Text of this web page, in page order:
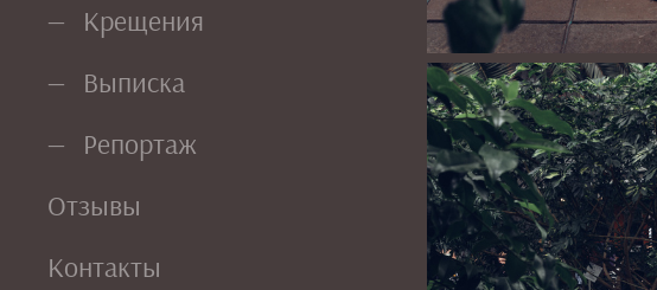
Крещения
Выписка
Репортаж
Отзывы
Контакты